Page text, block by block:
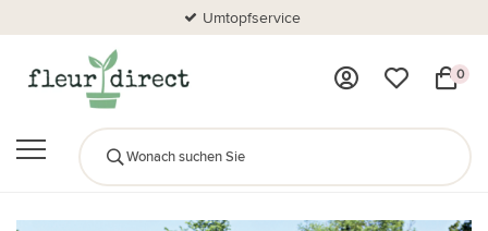
Umtopfservice
0